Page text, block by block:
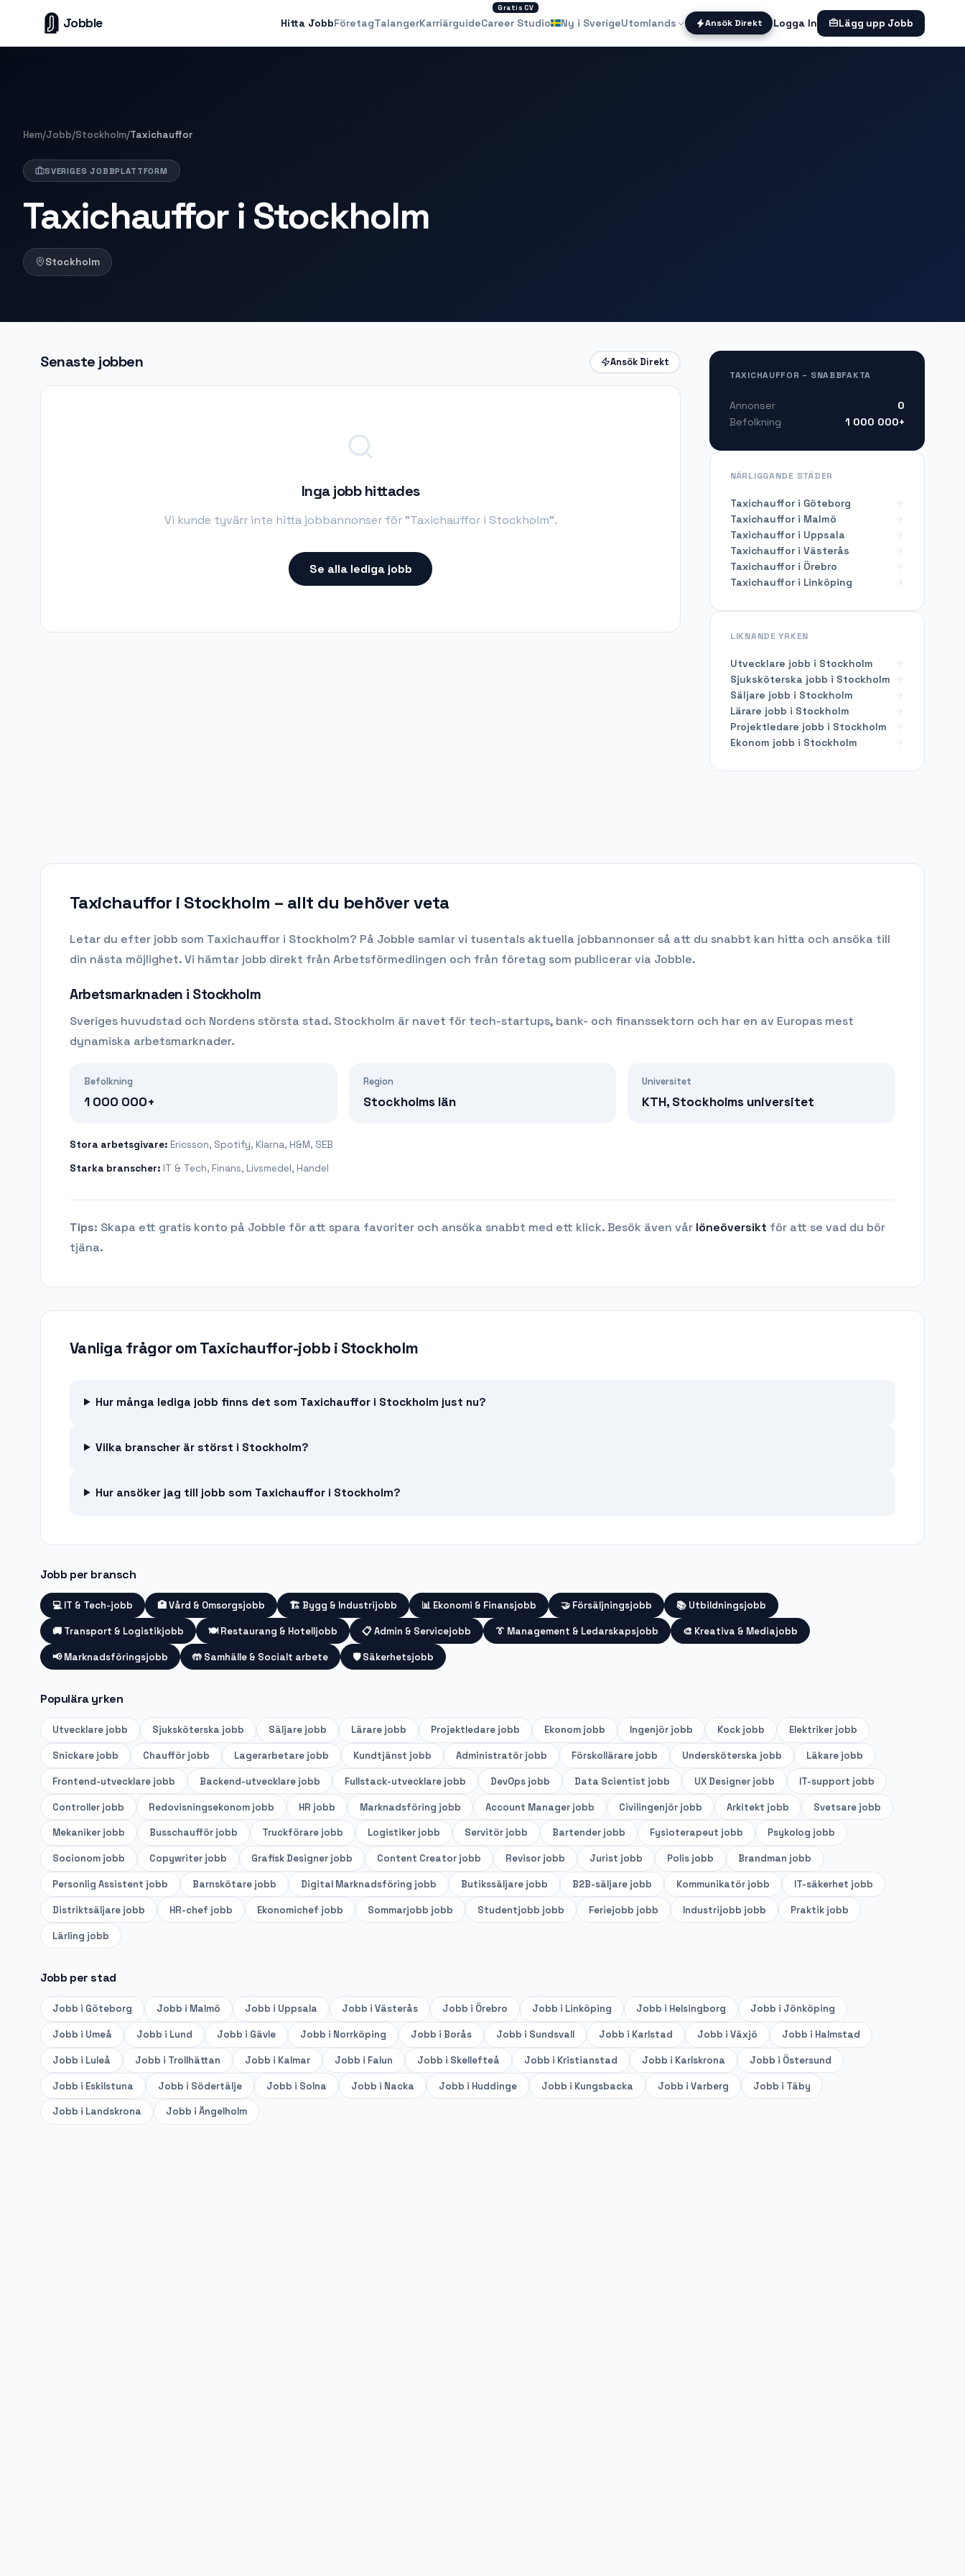
Jobble Hitta JobbFöretagTalangerKarriärguide
Gratis CV
Career Studio Ny i SverigeUtomlands Ansök Direkt Logga In Lägg upp Jobb
Hem/Jobb/Stockholm/Taxichauffor
SVERIGES JOBBPLATTFORM
Taxichauffor i Stockholm
Stockholm
Senaste jobben Ansök Direkt
Inga jobb hittades
Vi kunde tyvärr inte hitta jobbannonser för "Taxichauffor i Stockholm".
Se alla lediga jobb
TAXICHAUFFOR – SNABBFAKTA
Annonser
0
Befolkning
1 000 000+
NÄRLIGGANDE STÄDER
Taxichauffor i Göteborg
Taxichauffor i Malmö
Taxichauffor i Uppsala
Taxichauffor i Västerås
Taxichauffor i Örebro
Taxichauffor i Linköping
LIKNANDE YRKEN
Utvecklare jobb i Stockholm
Sjuksköterska jobb i Stockholm
Säljare jobb i Stockholm
Lärare jobb i Stockholm
Projektledare jobb i Stockholm
Ekonom jobb i Stockholm
Taxichauffor i Stockholm – allt du behöver veta
Letar du efter jobb som Taxichauffor i Stockholm? På Jobble samlar vi tusentals aktuella jobbannonser så att du snabbt kan hitta och ansöka till
din nästa möjlighet. Vi hämtar jobb direkt från Arbetsförmedlingen och från företag som publicerar via Jobble.
Arbetsmarknaden i Stockholm
Sveriges huvudstad och Nordens största stad. Stockholm är navet för tech-startups, bank- och finanssektorn och har en av Europas mest
dynamiska arbetsmarknader.
Befolkning
1 000 000+
Region
Stockholms län
Universitet
KTH, Stockholms universitet
Stora arbetsgivare: Ericsson, Spotify, Klarna, H&M, SEB
Starka branscher: IT & Tech, Finans, Livsmedel, Handel
Tips: Skapa ett gratis konto på Jobble för att spara favoriter och ansöka snabbt med ett klick. Besök även vår löneöversikt för att se vad du bör
tjäna.
Vanliga frågor omTaxichauffor-jobb i Stockholm
Hur många lediga jobb finns det som Taxichauffor i Stockholm just nu?
Vilka branscher är störst i Stockholm?
Hur ansöker jag till jobb som Taxichauffor i Stockholm?
Jobb per bransch
💻 IT & Tech-jobb 🏥Vård & Omsorgsjobb 🏗️ Bygg & Industrijobb 📊 Ekonomi & Finansjobb 🤝 Försäljningsjobb 📚 Utbildningsjobb
🚚 Transport & Logistikjobb 🍽️ Restaurang & Hotelljobb 📋Admin & Servicejobb 👔 Management & Ledarskapsjobb 🎨 Kreativa & Mediajobb
📢 Marknadsföringsjobb 🤲 Samhälle & Socialt arbete 🛡️ Säkerhetsjobb
Populära yrken
Utvecklare jobb Sjuksköterska jobb Säljare jobb Lärare jobb Projektledare jobb Ekonom jobb Ingenjör jobb Kock jobb Elektriker jobb
Snickare jobb Chaufför jobb Lagerarbetare jobb Kundtjänst jobb Administratör jobb Förskollärare jobb Undersköterska jobb Läkare jobb
Frontend-utvecklare jobb Backend-utvecklare jobb Fullstack-utvecklare jobb DevOps jobb Data Scientist jobb UX Designer jobb IT-support jobb
Controller jobb Redovisningsekonom jobb HR jobb Marknadsföring jobb Account Manager jobb Civilingenjör jobb Arkitekt jobb Svetsare jobb
Mekaniker jobb Busschaufför jobb Truckförare jobb Logistiker jobb Servitör jobb Bartender jobb Fysioterapeut jobb Psykolog jobb
Socionom jobb Copywriter jobb Grafisk Designer jobb Content Creator jobb Revisor jobb Jurist jobb Polis jobb Brandman jobb
Personlig Assistent jobb Barnskötare jobb Digital Marknadsföring jobb Butikssäljare jobb B2B-säljare jobb Kommunikatör jobb IT-säkerhet jobb
Distriktsäljare jobb HR-chef jobb Ekonomichef jobb Sommarjobb jobb Studentjobb jobb Feriejobb jobb Industrijobb jobb Praktik jobb
Lärling jobb
Jobb per stad
Jobb i Göteborg Jobb i Malmö Jobb i Uppsala Jobb i Västerås Jobb i Örebro Jobb i Linköping Jobb i Helsingborg Jobb i Jönköping
Jobb i Umeå Jobb i Lund Jobb i Gävle Jobb i Norrköping Jobb i Borås Jobb i Sundsvall Jobb i Karlstad Jobb i Växjö Jobb i Halmstad
Jobb i Luleå Jobb i Trollhättan Jobb i Kalmar Jobb i Falun Jobb i Skellefteå Jobb i Kristianstad Jobb i Karlskrona Jobb i Östersund
Jobb i Eskilstuna Jobb i Södertälje Jobb i Solna Jobb i Nacka Jobb i Huddinge Jobb i Kungsbacka Jobb i Varberg Jobb i Täby
Jobb i Landskrona Jobb i Ängelholm